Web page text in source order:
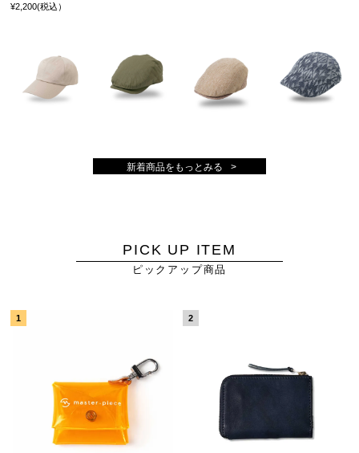
¥2,200(税込）
新着商品をもっとみる
PICK UP ITEM
ピックアップ商品